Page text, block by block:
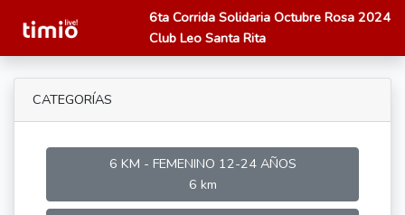
6ta Corrida Solidaria Octubre Rosa 2024
Club Leo Santa Rita
CATEGORÍAS
6 KM - FEMENINO 12-24 AÑOS
6 km